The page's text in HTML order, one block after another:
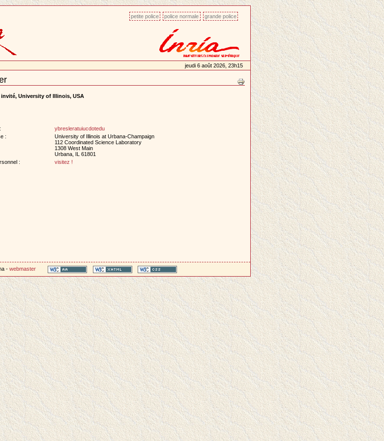
petite police police normale grande police
jeudi 6 août 2026, 23h15
University of Illinois, USA
ybresleratuiucdotedu
:
University of Illinois at Urbana-Champaign
112 Coordinated Science Laboratory
1308 West Main
Urbana, IL 61801
:
visitez !
-webmaster